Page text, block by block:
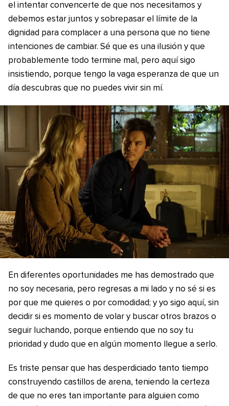
el intentar convencerte de que nos necesitamos y
debemos estar juntos y sobrepasar el límite de la
dignidad para complacer a una persona que no tiene
intenciones de cambiar. Sé que es una ilusión y que
probablemente todo termine mal, pero aquí sigo
insistiendo, porque tengo la vaga esperanza de que un
día descubras que no puedes vivir sin mí.
En diferentes oportunidades me has demostrado que
no soy necesaria, pero regresas a mi lado y no sé si es
por que me quieres o por comodidad; y yo sigo aquí, sin
decidir si es momento de volar y buscar otros brazos o
seguir luchando, porque entiendo que no soy tu
prioridad y dudo que en algún momento llegue a serlo.
Es triste pensar que has desperdiciado tanto tiempo
construyendo castillos de arena, teniendo la certeza
de que no eres tan importante para alguien como